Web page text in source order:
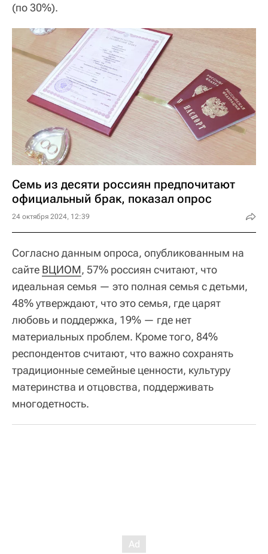
(по 30%).
Семь из десяти россиян предпочитают
официальный брак, показал опрос
24 октября 2024, 12:39
Согласно данным опроса, опубликованным на
сайте ВЦИОМ, 57% россиян считают, что
идеальная семья — это полная семья с детьми,
48% утверждают, что это семья, где царят
любовь и поддержка, 19% — где нет
материальных проблем. Кроме того, 84%
респондентов считают, что важно сохранять
традиционные семейные ценности, культуру
материнства и отцовства, поддерживать
многодетность.